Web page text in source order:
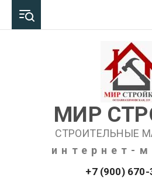
МИР
СТРОИТЕЛЬНЫЕ
интернет-
+7 (900)